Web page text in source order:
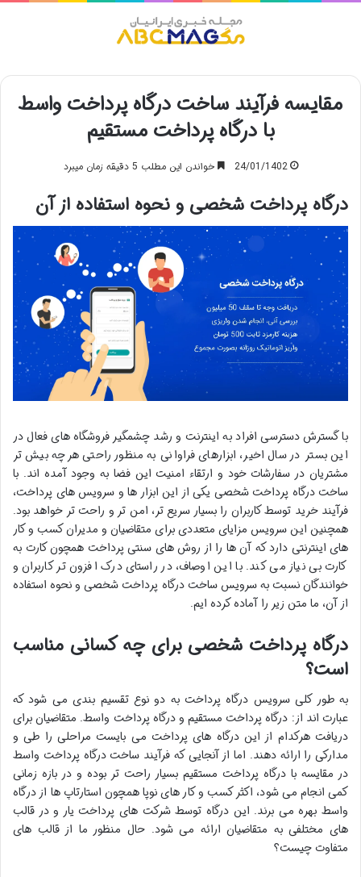
مقایسه فرآیند ساخت درگاه پرداخت واسط
با درگاه پرداخت مستقیم
24/01/1402 خواندن این مطلب 5 دقیقه زمان میبرد
درگاه پرداخت شخصی و نحوه استفاده از آن
با گسترش دسترسی افراد به اینترنت و رشد چشمگیر فروشگاه های فعال در
این بستر در سال اخیر، ابزارهای فراوانی به منظور راحتی هرچه بیش تر
مشتریان در سفارشات خود و ارتقاء امنیت این فضا به وجود آمده اند. با
ساخت درگاه پرداخت شخصی یکی از این ابزار ها و سرویس های پرداخت،
فرآیند خرید توسط کاربران را بسیار سریع تر، امن تر و راحت تر خواهد بود.
همچنین این سرویس مزایای متعددی برای متقاضیان و مدیران کسب و کار
های اینترنتی دارد که آن ها را از روش های سنتی پرداخت همچون کارت به
کارت بی نیاز می کند. با این اوصاف، در راستای درک افزون تر کاربران و
خوانندگان نسبت به سرویس ساخت درگاه پرداخت شخصی و نحوه استفاده
از آن، ما متن زیر را آماده کرده ایم.
درگاه پرداخت شخصی برای چه کسانی مناسب
است؟
به طور کلی سرویس درگاه پرداخت به دو نوع تقسیم بندی می شود که
عبارت اند از: درگاه پرداخت مستقیم و درگاه پرداخت واسط. متقاضیان برای
دریافت هرکدام از این درگاه های پرداخت می بایست مراحلی را طی و
مدارکی را ارائه دهند. اما از آنجایی که فرآیند ساخت درگاه پرداخت واسط
در مقایسه با درگاه پرداخت مستقیم بسیار راحت تر بوده و در بازه زمانی
کمی انجام می شود، اکثر کسب و کار های نوپا همچون استارتاپ ها از درگاه
واسط بهره می برند. این درگاه توسط شرکت های پرداخت یار و در قالب
های مختلفی به متقاضیان ارائه می شود. حال منظور ما از قالب های
متفاوت چیست؟